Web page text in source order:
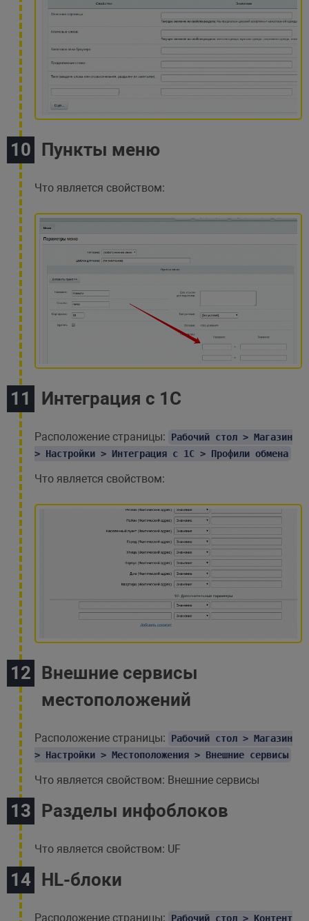
Пункты меню
Что является свойством:
Интеграция с 1С
Расположение страницы:
Рабочий стол > Магазин
> Настройки > Интеграция с 1С > Профили обмена
Что является свойством:
Внешние сервисы
местоположений
Расположение страницы:
Рабочий стол > Магазин
> Настройки > Местоположения > Внешние сервисы
Что является свойством: Внешние сервисы
Разделы инфоблоков
Что является свойством: UF
HL-блоки
Расположение страницы: Рабочий стол > Контент